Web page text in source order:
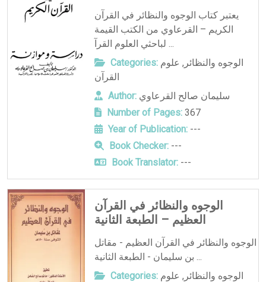
يعتبر كتاب الوجوه والنظائر في القرآن
الكريم – القرعاوي من الكتب القيمة
لباحثي العلوم القرآ ...
Categories:
الوجوه والنظائر , علوم
القرآن
Author: سليمان صالح القرعاوي
Number of Pages:367
Year of Publication:---
Book Checker:---
Book Translator:---
الوجوه والنظائر في القرآن
العظيم – الطبعة الثانية
الوجوه والنظائر في القرآن العظيم - مقاتل
بن سليمان - الطبعة الثانية ...
Categories:
الوجوه والنظائر , علوم